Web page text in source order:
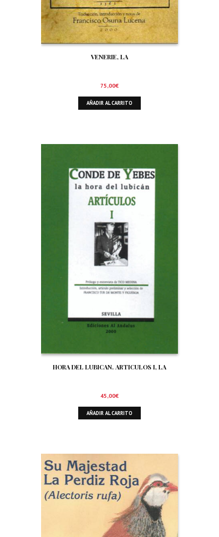
VENERIE, LA
75,00€
AÑADIR AL CARRITO
HORA DEL LUBICAN. ARTICULOS I, LA
45,00€
AÑADIR AL CARRITO